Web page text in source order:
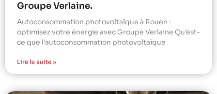
Groupe Verlaine.
Autoconsommation photovoltaïque à Rouen :
optimisez votre énergie avec Groupe Verlaine Qu’est-
ce que l’autoconsommation photovoltaïque
Lire la suite »